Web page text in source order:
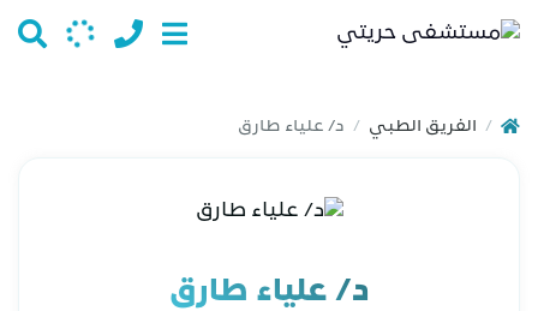
/ الفريق الطبي / د/ علياء طارق
د/ علياء طارق